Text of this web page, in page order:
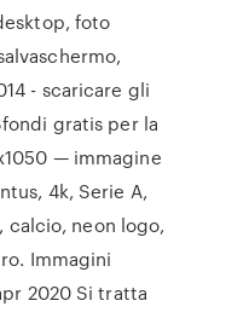
foto
- scaricare gli
gratis per la
— immagine
4k, Serie A,
calcio, neon logo,
Immagini
2020 Si tratta